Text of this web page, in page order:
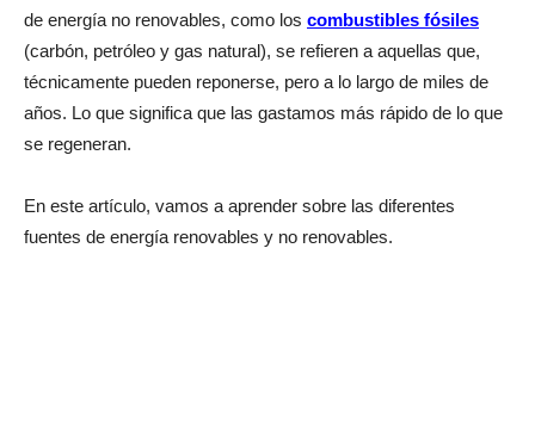
de energía no renovables, como los combustibles fósiles
(carbón, petróleo y gas natural), se refieren a aquellas que,
técnicamente pueden reponerse, pero a lo largo de miles de
años. Lo que significa que las gastamos más rápido de lo que
se regeneran.
En este artículo, vamos a aprender sobre las diferentes
fuentes de energía renovables y no renovables.